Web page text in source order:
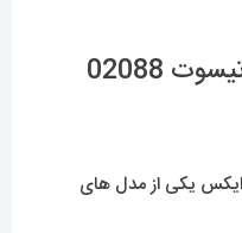
معرفی ساعتمچی مردانه تیسوت 02088
یکی از مدل های